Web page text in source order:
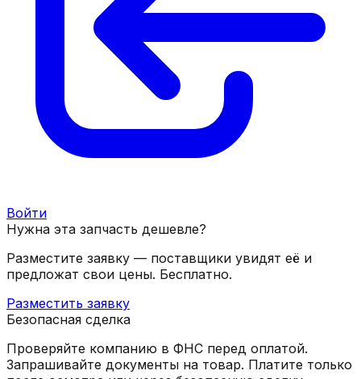
Войти
Нужна эта запчасть дешевле?
Разместите заявку — поставщики увидят её и
предложат свои цены. Бесплатно.
Разместить заявку
Безопасная сделка
Проверяйте компанию в ФНС перед оплатой.
Запрашивайте документы на товар. Платите только